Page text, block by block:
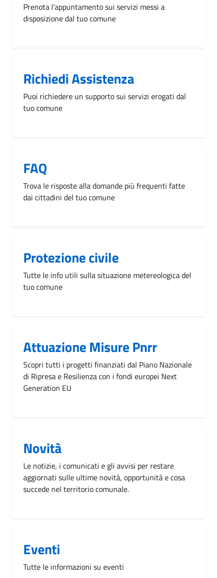
Prenota l'appuntamento sui servizi messi a
disposizione dal tuo comune
Richiedi Assistenza
Puoi richiedere un supporto sui servizi erogati dal
tuo comune
FAQ
Trova le risposte alla domande più frequenti fatte
dai cittadini del tuo comune
Protezione civile
Tutte le info utili sulla situazione metereologica del
tuo comune
Attuazione Misure Pnrr
Scopri tutti i progetti finanziati dal Piano Nazionale
di Ripresa e Resilienza con i fondi europei Next
Generation EU
Novità
Le notizie, i comunicati e gli avvisi per restare
aggiornati sulle ultime novità, opportunità e cosa
succede nel territorio comunale.
Eventi
Tutte le informazioni su eventi